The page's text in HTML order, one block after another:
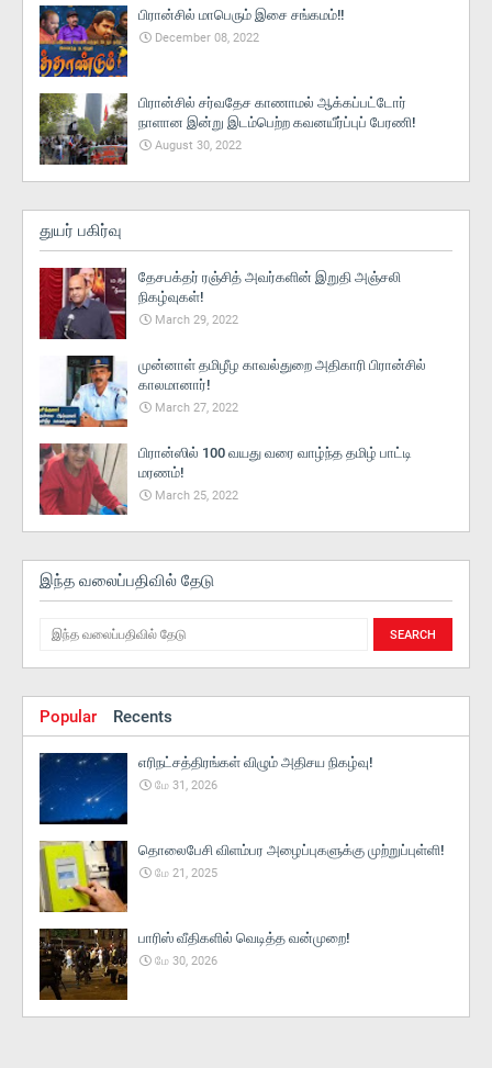
பிரான்சில் மாபெரும் இசை சங்கமம்!!
December 08, 2022
பிரான்சில் சர்வதேச காணாமல் ஆக்கப்பட்டோர்
நாளான இன்று இடம்பெற்ற கவனயீர்ப்புப் பேரணி!
August 30, 2022
துயர் பகிர்வு
தேசபக்தர் ரஞ்சித் அவர்களின் இறுதி அஞ்சலி
நிகழ்வுகள்!
March 29, 2022
முன்னாள் தமிழீழ காவல்துறை அதிகாரி பிரான்சில்
காலமானார்!
March 27, 2022
பிரான்ஸில் 100 வயது வரை வாழ்ந்த தமிழ் பாட்டி
மரணம்!
March 25, 2022
இந்த வலைப்பதிவில் தேடு
Popular Recents
எரிநட்சத்திரங்கள் விழும் அதிசய நிகழ்வு!
மே 31, 2026
தொலைபேசி விளம்பர அழைப்புகளுக்கு முற்றுப்புள்ளி!
மே 21, 2025
பாரிஸ் வீதிகளில் வெடித்த வன்முறை!
மே 30, 2026